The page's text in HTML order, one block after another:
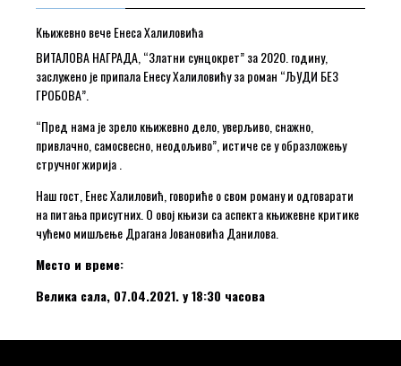
Књижевно вече Енеса Халиловића
ВИТАЛОВА НАГРАДА, “Златни сунцокрет” за 2020. годину,
заслужено је припала Енесу Халиловићу за роман “ЉУДИ БЕЗ
ГРОБОВА”.
“Пред нама је зрело књижевно дело, уверљиво, снажно,
привлачно, самосвесно, неодољиво”, истиче се у образложењу
стручног жирија .
Наш гост, Енес Халиловић, говориће о свом роману и одговарати
на питања присутних. О овој књизи са аспекта књижевне критике
чућемо мишљење Драгана Јовановића Данилова.
Место и време:
Велика сала, 07.04.2021. у 18:30 часова